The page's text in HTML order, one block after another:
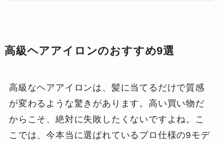
高級ヘアアイロンのおすすめ9選
高級なヘアアイロンは、髪に当てるだけで質感
が変わるような驚きがあります。高い買い物だ
からこそ、絶対に失敗したくないですよね。こ
こでは、今本当に選ばれているプロ仕様の9モデ